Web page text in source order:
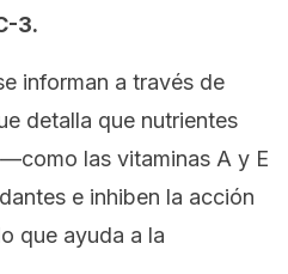
3.
informan a través de
detalla que nutrientes
las vitaminas A y E
e inhiben la acción
que ayuda a la